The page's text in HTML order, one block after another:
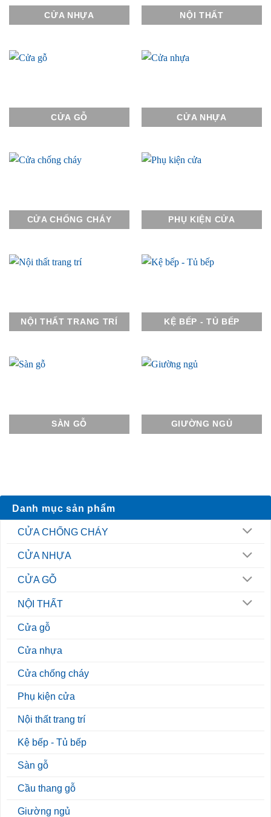
CỬA NHỰA NỘI THẤT
CỬA GỖ CỬA NHỰA
CỬA CHỐNG CHÁY PHỤ KIỆN CỬA
NỘI THẤT TRANG TRÍ KỆ BẾP - TỦ BẾP
SÀN GỖ GIƯỜNG NGỦ
Danh mục sản phẩm
CỬA CHỐNG CHÁY
CỬA NHỰA
CỬA GỖ
NỘI THẤT
Cửa gỗ
Cửa nhựa
Cửa chống cháy
Phụ kiện cửa
Nội thất trang trí
Kệ bếp - Tủ bếp
Sàn gỗ
Cầu thang gỗ
Giường ngủ